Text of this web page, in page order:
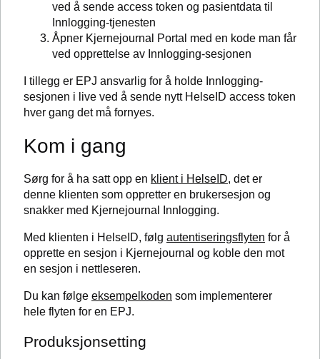
ved å sende access token og pasientdata til
Innlogging-tjenesten
Åpner Kjernejournal Portal med en kode man får
ved opprettelse av Innlogging-sesjonen
I tillegg er EPJ ansvarlig for å holde Innlogging-
sesjonen i live ved å sende nytt HelseID access token
hver gang det må fornyes.
Kom i gang
Sørg for å ha satt opp en klient i HelseID, det er
denne klienten som oppretter en brukersesjon og
snakker med Kjernejournal Innlogging.
Med klienten i HelseID, følg autentiseringsflyten for å
opprette en sesjon i Kjernejournal og koble den mot
en sesjon i nettleseren.
Du kan følge eksempelkoden som implementerer
hele flyten for en EPJ.
Produksjonsetting